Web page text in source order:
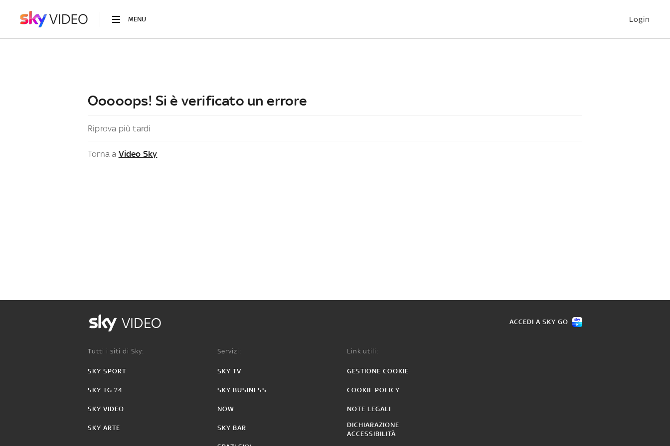
MENU Login
Ooooops! Si è verificato un errore
Riprova più tardi
Torna a Video Sky
VIDEO ACCEDI A SKY GO
Tutti i siti di Sky:
SKY SPORT
SKY TG 24
SKY VIDEO
SKY ARTE
Servizi:
SKY TV
SKY BUSINESS
NOW
SKY BAR
Link utili:
GESTIONE COOKIE
COOKIE POLICY
NOTE LEGALI
DICHIARAZIONE
ACCESSIBILITÀ